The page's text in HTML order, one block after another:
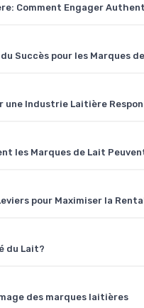
Comment Engager
Succès pour les Marques
une Industrie Laitière
les Marques de Lait
pour Maximiser la
du Lait?
des marques laitières